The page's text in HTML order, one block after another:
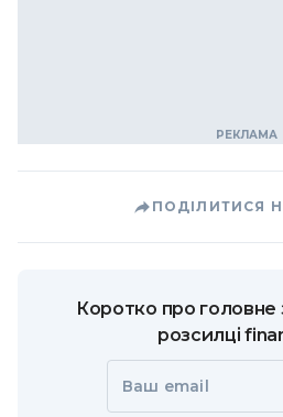
ПОДІЛИТИСЯ
Коротко про головне
розсилці
Ваш email